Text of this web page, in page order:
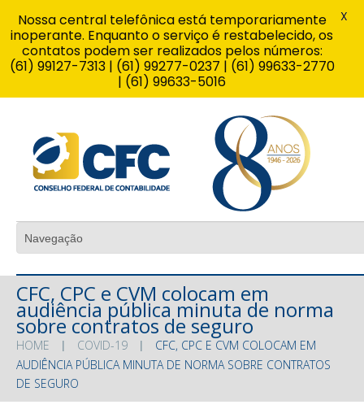
CFC, CPC e CVM colocam em
audiência pública minuta de norma
sobre contratos de seguro
HOME COVID-19
CFC, CPC E CVM COLOCAM EM
AUDIÊNCIA PÚBLICA MINUTA DE NORMA SOBRE CONTRATOS
DE SEGURO
Nossa central telefônica está temporariamente
inoperante. Enquanto o serviço é restabelecido, os
contatos podem ser realizados pelos números:
(61) 99127-7313 | (61) 99277-0237 | (61) 99633-2770
| (61) 99633-5016
X